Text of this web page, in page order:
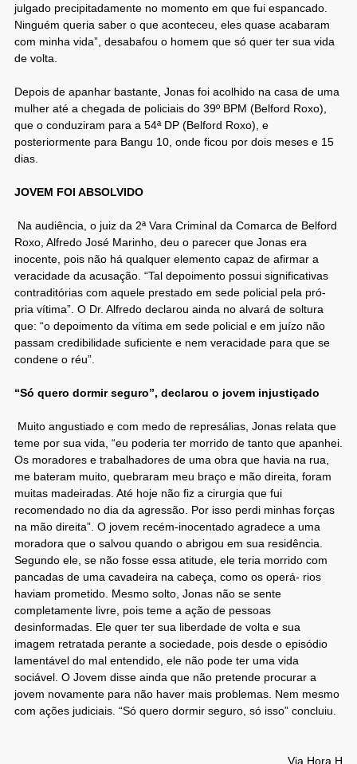
julgado precipitadamente no momento em que fui espancado.
Ninguém queria saber o que aconteceu, eles quase acabaram
com minha vida”, desabafou o homem que só quer ter sua vida
de volta.
Depois de apanhar bastante, Jonas foi acolhido na casa de uma
mulher até a chegada de policiais do 39º BPM (Belford Roxo),
que o conduziram para a 54ª DP (Belford Roxo), e
posteriormente para Bangu 10, onde ficou por dois meses e 15
dias.
JOVEM FOI ABSOLVIDO
Na audiência, o juiz da 2ª Vara Criminal da Comarca de Belford
Roxo, Alfredo José Marinho, deu o parecer que Jonas era
inocente, pois não há qualquer elemento capaz de afirmar a
veracidade da acusação. “Tal depoimento possui significativas
contraditórias com aquele prestado em sede policial pela pró-
pria vítima”. O Dr. Alfredo declarou ainda no alvará de soltura
que: “o depoimento da vítima em sede policial e em juízo não
passam credibilidade suficiente e nem veracidade para que se
condene o réu”.
“Só quero dormir seguro”, declarou o jovem injustiçado
Muito angustiado e com medo de represálias, Jonas relata que
teme por sua vida, “eu poderia ter morrido de tanto que apanhei.
Os moradores e trabalhadores de uma obra que havia na rua,
me bateram muito, quebraram meu braço e mão direita, foram
muitas madeiradas. Até hoje não fiz a cirurgia que fui
recomendado no dia da agressão. Por isso perdi minhas forças
na mão direita”. O jovem recém-inocentado agradece a uma
moradora que o salvou quando o abrigou em sua residência.
Segundo ele, se não fosse essa atitude, ele teria morrido com
pancadas de uma cavadeira na cabeça, como os operá- rios
haviam prometido. Mesmo solto, Jonas não se sente
completamente livre, pois teme a ação de pessoas
desinformadas. Ele quer ter sua liberdade de volta e sua
imagem retratada perante a sociedade, pois desde o episódio
lamentável do mal entendido, ele não pode ter uma vida
sociável. O Jovem disse ainda que não pretende procurar a
jovem novamente para não haver mais problemas. Nem mesmo
com ações judiciais. “Só quero dormir seguro, só isso” concluiu.
Via Hora H